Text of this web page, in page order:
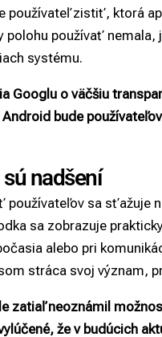
používateľ zistiť, ktorá
polohu používať
systému.
Googlu o väčšiu
bude
nadšení
používateľov sa sťažuje
sa zobrazuje
alebo pri
stráca svoj význam,
zatiaľ neoznámil
že v budúcich